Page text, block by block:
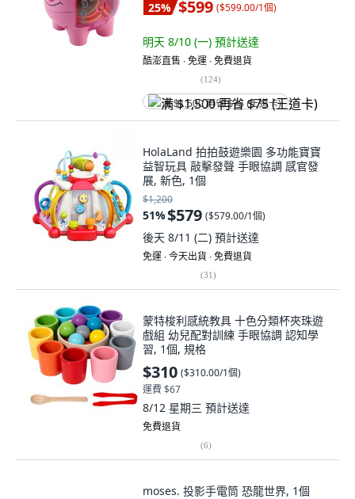
25% $599 ($599.00/1個)
明天 8/10 (一) 預計送達
酷澎直售 ∙ 免運 ∙ 免費退貨
(124)
满 $1,500 再省 $75 (王道卡)
HolaLand 拍拍鼓遊樂園 多功能寶寶
益智玩具 敲擊發聲 手眼協調 感官發
展, 新色, 1個
$1,200
51%$579 ($579.00/1個)
後天 8/11 (二) 預計送達
免運 ∙ 今天出貨 ∙ 免費退貨
(31)
蒙特梭利感統教具 十色分類杯夾珠遊
戲組 幼兒配對訓練 手眼協調 認知學
習, 1個, 規格
$310 ($310.00/1個)
運費 $67
8/12 星期三 預計送達
免費退貨
(6)
moses. 投影手電筒 恐龍世界, 1個